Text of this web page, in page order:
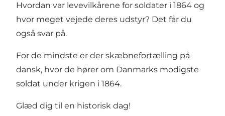
Hvordan var levevilkårene for soldater i 1864 og
hvor meget vejede deres udstyr? Det får du
også svar på.
For de mindste er der skæbnefortælling på
dansk, hvor de hører om Danmarks modigste
soldat under krigen i 1864.
Glæd dig til en historisk dag!